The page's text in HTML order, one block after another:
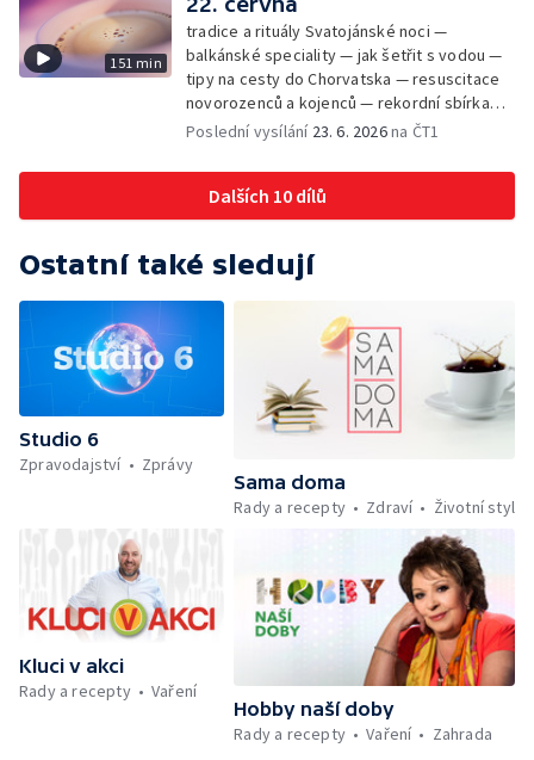
Minimum sacharidů: maso, vejce, mléčné
výrobky a luštěniny — Jak se udržet v
kondici v létě bez posilovny — Prototyp
chytré vložky do bot pro běžce — Anketa +
aktuálně — Škola hrou — Upoutávka na další
vysílání — Počasí + Zprávy — Práce
Minimum sacharidů: maso, vejce, mléčné
výrobky a luštěniny — Mezinárodní folklórní
kondici v létě bez posilovny — Anketa +
Aktuálně — Škola hrou — Počasí — Prototyp
chytré vložky do bot pro běžce — Divácká
soutěž — Kniha veselých říkanek Hrátky se
zvířátky — Práce záchranářů v létě — Jak se
udržet v kondici v létě bez posilovny —
Škola hrou — Upoutávka na další vysílání —
Počasí + Zprávy — Mezinárodní folklórní
maso, vejce, mléčné výrobky a luštěniny —
Kniha veselých říkanek Hrátky se zvířátky —
Umělecký festival Pohoda 2026 —
Vyhodnocení ankety + ČT tipy —
Vyhodnocení divácké soutěže — Práce
záchranářů v létě
151 min
tradice a rituály Svatojánské noci —
balkánské speciality — jak šetřit s vodou —
tipy na cesty do Chorvatska — resuscitace
novorozenců a kojenců — rekordní sbírka
velkých modelů aut — výroba šperků se
Poslední vysílání 23. 6. 2026na ČT1
Dalších 10 dílů
Ostatní také sledují
Studio 6
Zpravodajství
Zprávy
Sama doma
Rady a recepty
Zdraví Životní styl
Kluci v akci
Rady a recepty
Vaření
Hobby naší doby
Rady a recepty
Vaření Zahrada